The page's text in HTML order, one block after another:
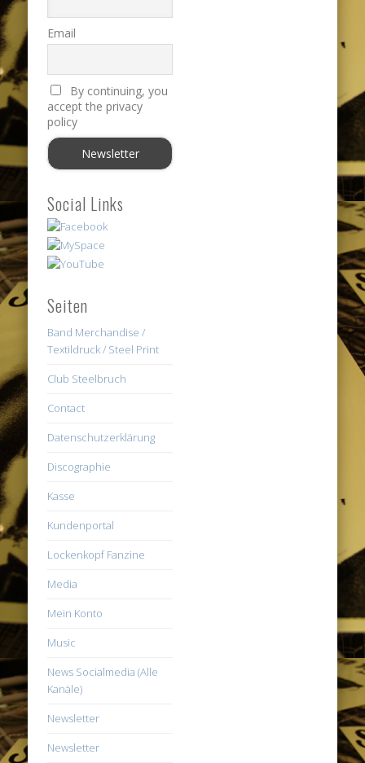
Email
By continuing, you
accept the privacy
policy
Social Links
Seiten
Band Merchandise /
Textildruck / Steel Print
Club Steelbruch
Contact
Datenschutzerklärung
Discographie
Kasse
Kundenportal
Lockenkopf Fanzine
Media
Mein Konto
Music
News Socialmedia (Alle
Kanäle)
Newsletter
Newsletter